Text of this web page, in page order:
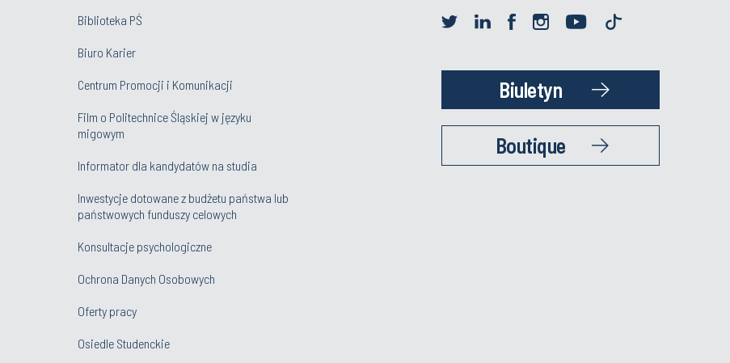
Biblioteka PŚ
Biuro Karier
Centrum Promocji i Komunikacji
Film o Politechnice Śląskiej w języku
migowym
Informator dla kandydatów na studia
Inwestycje dotowane z budżetu państwa lub
państwowych funduszy celowych
Konsultacje psychologiczne
Ochrona Danych Osobowych
Oferty pracy
Osiedle Studenckie
Biuletyn
Boutique